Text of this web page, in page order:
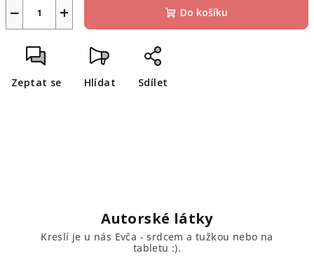
+
− Do košíku
Zeptat se Hlídat Sdílet
Autorské látky
Kreslí je u nás Evča - srdcem a tužkou nebo na
tabletu :).